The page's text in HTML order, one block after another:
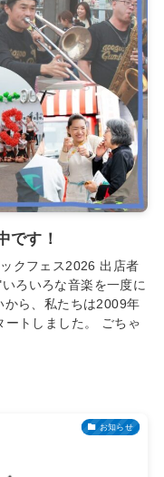
です！
クフェス2026 出店者
ろいろな音楽を一度に
から、私たちは2009年
ートしました。 ごちゃ
お知らせ